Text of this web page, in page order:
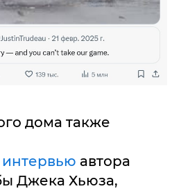
дома также
интервью автора
Джека Хьюза,